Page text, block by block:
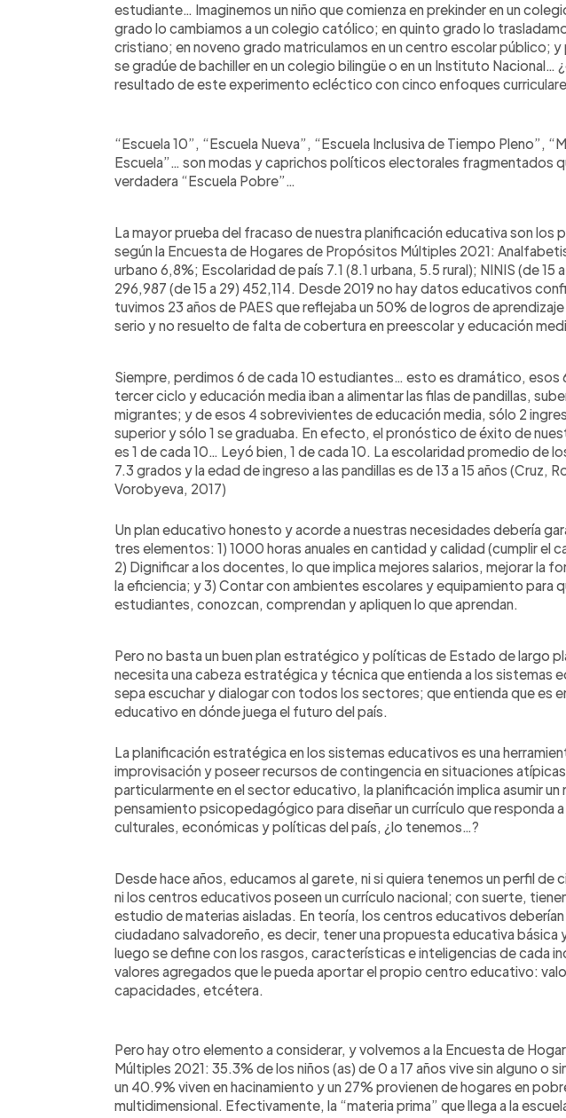
estudiante… Imaginemos un niño que comienza en prekinder en un
grado lo cambiamos a un colegio católico; en quinto grado lo
cristiano; en noveno grado matriculamos en un centro escolar público;
se gradúe de bachiller en un colegio bilingüe o en un Instituto Nacional…
resultado de este experimento ecléctico con cinco enfoques
“Escuela 10”, “Escuela Nueva”, “Escuela Inclusiva de Tiempo Pleno”,
Escuela”… son modas y caprichos políticos electorales fragmentados
verdadera “Escuela Pobre”…
La mayor prueba del fracaso de nuestra planificación educativa son los
según la Encuesta de Hogares de Propósitos Múltiples 2021:
urbano 6,8%; Escolaridad de país 7.1 (8.1 urbana, 5.5 rural); NINIS (de 15
296,987 (de 15 a 29) 452,114. Desde 2019 no hay datos educativos
tuvimos 23 años de PAES que reflejaba un 50% de logros de
serio y no resuelto de falta de cobertura en preescolar y educación
Siempre, perdimos 6 de cada 10 estudiantes… esto es dramático, esos
tercer ciclo y educación media iban a alimentar las filas de pandillas,
migrantes; y de esos 4 sobrevivientes de educación media, sólo 2
superior y sólo 1 se graduaba. En efecto, el pronóstico de éxito de
es 1 de cada 10… Leyó bien, 1 de cada 10. La escolaridad promedio de
7.3 grados y la edad de ingreso a las pandillas es de 13 a 15 años (Cruz,
Vorobyeva, 2017)
Un plan educativo honesto y acorde a nuestras necesidades debería
tres elementos: 1) 1000 horas anuales en cantidad y calidad (cumplir el
2) Dignificar a los docentes, lo que implica mejores salarios, mejorar la
la eficiencia; y 3) Contar con ambientes escolares y equipamiento para
estudiantes, conozcan, comprendan y apliquen lo que aprendan.
Pero no basta un buen plan estratégico y políticas de Estado de largo
necesita una cabeza estratégica y técnica que entienda a los sistemas
sepa escuchar y dialogar con todos los sectores; que entienda que es
educativo en dónde juega el futuro del país.
La planificación estratégica en los sistemas educativos es una
improvisación y poseer recursos de contingencia en situaciones
particularmente en el sector educativo, la planificación implica asumir un
pensamiento psicopedagógico para diseñar un currículo que responda
culturales, económicas y políticas del país, ¿lo tenemos…?
Desde hace años, educamos al garete, ni si quiera tenemos un perfil de
ni los centros educativos poseen un currículo nacional; con suerte,
estudio de materias aisladas. En teoría, los centros educativos deberían
ciudadano salvadoreño, es decir, tener una propuesta educativa básica
luego se define con los rasgos, características e inteligencias de cada
valores agregados que le pueda aportar el propio centro educativo:
capacidades, etcétera.
Pero hay otro elemento a considerar, y volvemos a la Encuesta de
Múltiples 2021: 35.3% de los niños (as) de 0 a 17 años vive sin alguno o
un 40.9% viven en hacinamiento y un 27% provienen de hogares en
multidimensional. Efectivamente, la “materia prima” que llega a la